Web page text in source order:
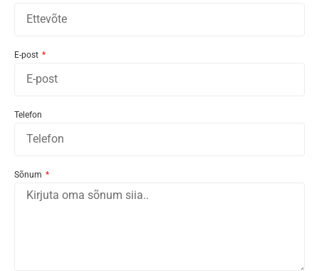
E-post
Telefon
Sõnum